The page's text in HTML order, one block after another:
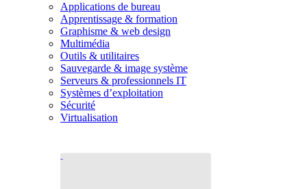
Applications de bureau
Apprentissage & formation
Graphisme & web design
Multimédia
Outils & utilitaires
Sauvegarde & image système
Serveurs & professionnels IT
Systèmes d’exploitation
Sécurité
Virtualisation